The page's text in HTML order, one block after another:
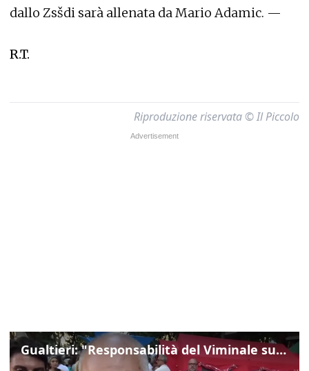
dallo Zsšdi sarà allenata da Mario Adamic. —
R.T.
Riproduzione riservata © Il Piccolo
Gualtieri: "Responsabilità del Viminale su Spin Time? La posizione dei partiti è nota"